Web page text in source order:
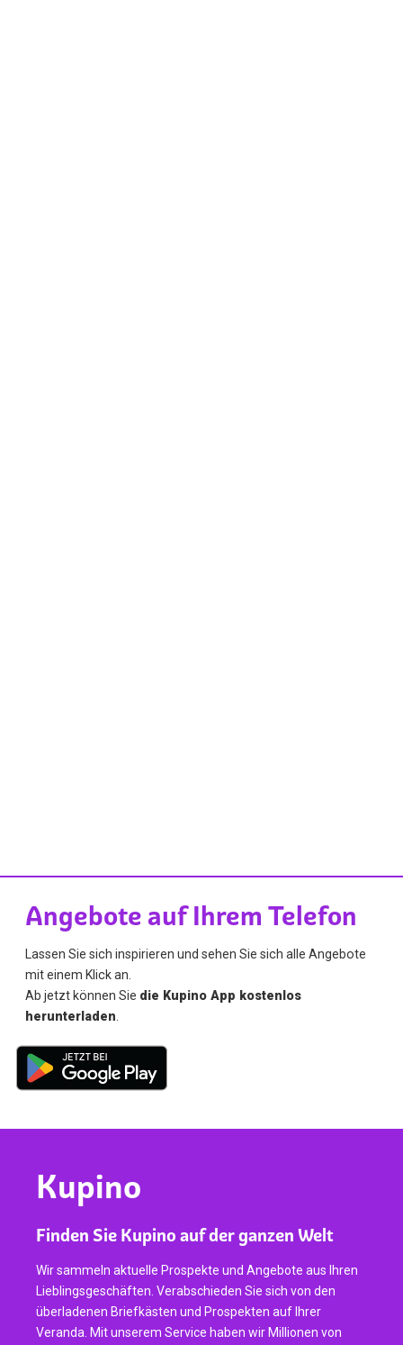
Angebote auf Ihrem Telefon
Lassen Sie sich inspirieren und sehen Sie sich alle Angebote
mit einem Klick an.
Ab jetzt können Sie die Kupino App kostenlos
herunterladen.
Kupino
Finden Sie Kupino auf der ganzen Welt
Wir sammeln aktuelle Prospekte und Angebote aus Ihren
Lieblingsgeschäften. Verabschieden Sie sich von den
überladenen Briefkästen und Prospekten auf Ihrer
Veranda. Mit unserem Service haben wir Millionen von